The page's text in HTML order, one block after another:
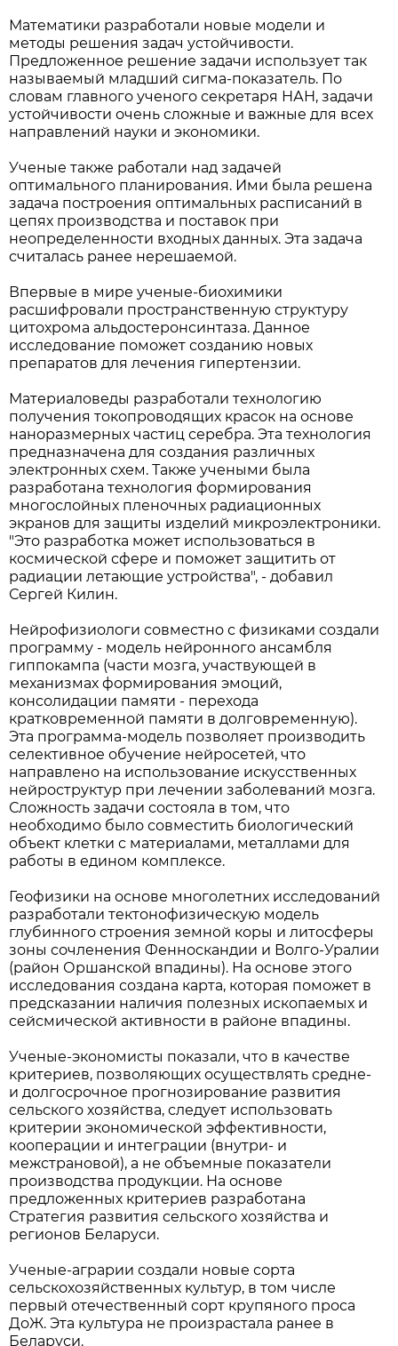
Математики разработали новые модели и
методы решения задач устойчивости.
Предложенное решение задачи использует так
называемый младший сигма-показатель. По
словам главного ученого секретаря НАН, задачи
устойчивости очень сложные и важные для всех
направлений науки и экономики.
Ученые также работали над задачей
оптимального планирования. Ими была решена
задача построения оптимальных расписаний в
цепях производства и поставок при
неопределенности входных данных. Эта задача
считалась ранее нерешаемой.
Впервые в мире ученые-биохимики
расшифровали пространственную структуру
цитохрома альдостеронсинтаза. Данное
исследование поможет созданию новых
препаратов для лечения гипертензии.
Материаловеды разработали технологию
получения токопроводящих красок на основе
наноразмерных частиц серебра. Эта технология
предназначена для создания различных
электронных схем. Также учеными была
разработана технология формирования
многослойных пленочных радиационных
экранов для защиты изделий микроэлектроники.
"Это разработка может использоваться в
космической сфере и поможет защитить от
радиации летающие устройства", - добавил
Сергей Килин.
Нейрофизиологи совместно с физиками создали
программу - модель нейронного ансамбля
гиппокампа (части мозга, участвующей в
механизмах формирования эмоций,
консолидации памяти - перехода
кратковременной памяти в долговременную).
Эта программа-модель позволяет производить
селективное обучение нейросетей, что
направлено на использование искусственных
нейроструктур при лечении заболеваний мозга.
Сложность задачи состояла в том, что
необходимо было совместить биологический
объект клетки с материалами, металлами для
работы в едином комплексе.
Геофизики на основе многолетних исследований
разработали тектонофизическую модель
глубинного строения земной коры и литосферы
зоны сочленения Фенноскандии и Волго-Уралии
(район Оршанской впадины). На основе этого
исследования создана карта, которая поможет в
предсказании наличия полезных ископаемых и
сейсмической активности в районе впадины.
Ученые-экономисты показали, что в качестве
критериев, позволяющих осуществлять средне-
и долгосрочное прогнозирование развития
сельского хозяйства, следует использовать
критерии экономической эффективности,
кооперации и интеграции (внутри- и
межстрановой), а не объемные показатели
производства продукции. На основе
предложенных критериев разработана
Стратегия развития сельского хозяйства и
регионов Беларуси.
Ученые-аграрии создали новые сорта
сельскохозяйственных культур, в том числе
первый отечественный сорт крупяного проса
ДоЖ. Эта культура не произрастала ранее в
Беларуси.